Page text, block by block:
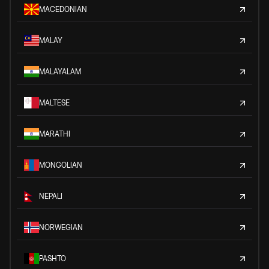
MACEDONIAN
MALAY
MALAYALAM
MALTESE
MARATHI
MONGOLIAN
NEPALI
NORWEGIAN
PASHTO